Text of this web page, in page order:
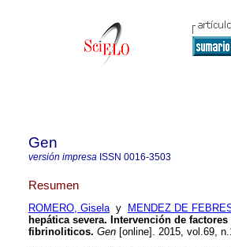
Gen
versión impresa ISSN 0016-3503
Resumen
ROMERO, Giselay MENDEZ DE
hepática severa. Intervención de
fibrinoliticos. Gen [online]. 2015, vol.69,